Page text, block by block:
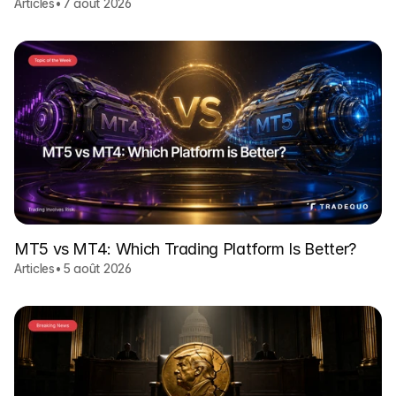
Articles• 7 août 2026
MT5 vs MT4: Which Trading Platform Is Better?
Articles• 5 août 2026